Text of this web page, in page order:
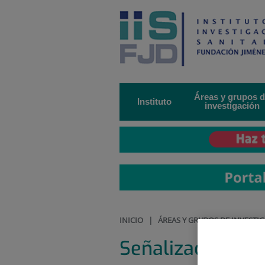
al
contenido
Instituto
Áreas y grupos
investigación
INICIO | ÁREAS Y GRUPOS DE
Señalización